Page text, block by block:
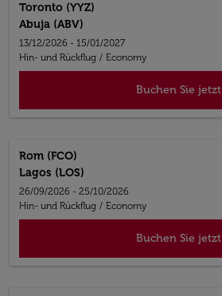
Toronto (YYZ)
Abuja (ABV)
13/12/2026 - 15/01/2027
Hin- und Rückflug / Economy
Buchen Sie jetzt
Rom (FCO)
Lagos (LOS)
26/09/2026 - 25/10/2026
Hin- und Rückflug / Economy
Buchen Sie jetzt